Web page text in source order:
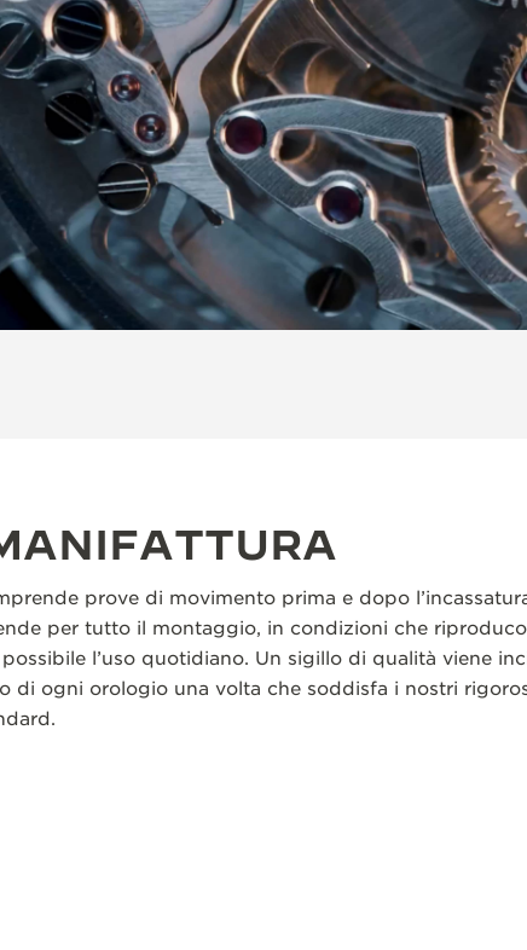
prove di movimento prima e dopo
per tutto il montaggio, in condizioni che
l’uso quotidiano. Un sigillo di qualità viene
di ogni orologio una volta che soddisfa i nostri